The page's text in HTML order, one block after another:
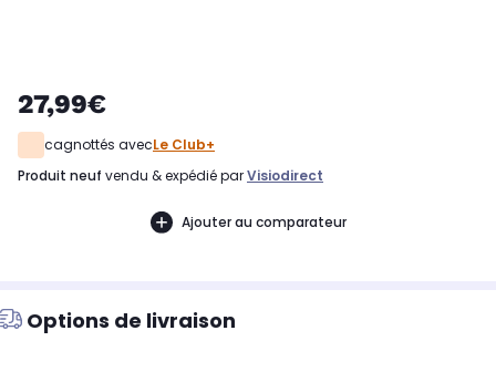
27,99€
cagnottés avecLe Club+
produit neuf vendu & expédié parVisiodirect
Ajouter au comparateur
Options de livraison